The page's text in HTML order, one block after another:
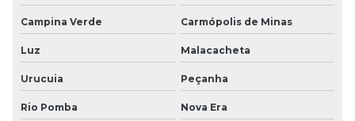
Campina Verde Carmópolis de Minas
Luz Malacacheta
Urucuia Peçanha
Rio Pomba Nova Era